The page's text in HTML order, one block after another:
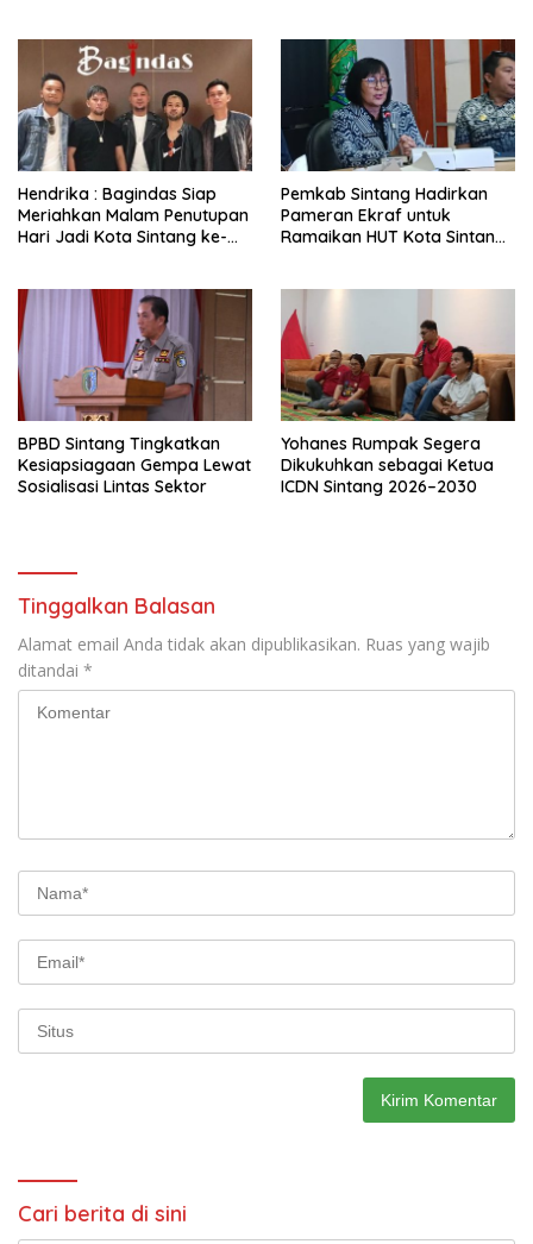
Hendrika : Bagindas Siap
Meriahkan Malam Penutupan
Hari Jadi Kota Sintang ke-
Pemkab Sintang Hadirkan
Pameran Ekraf untuk
Ramaikan HUT Kota Sintang
BPBD Sintang Tingkatkan
Kesiapsiagaan Gempa Lewat
Sosialisasi Lintas Sektor
Yohanes Rumpak Segera
Dikukuhkan sebagai Ketua
ICDN Sintang 2026–2030
Tinggalkan Balasan
Alamat email Anda tidak akan dipublikasikan. Ruas yang wajib
ditandai *
Cari berita di sini